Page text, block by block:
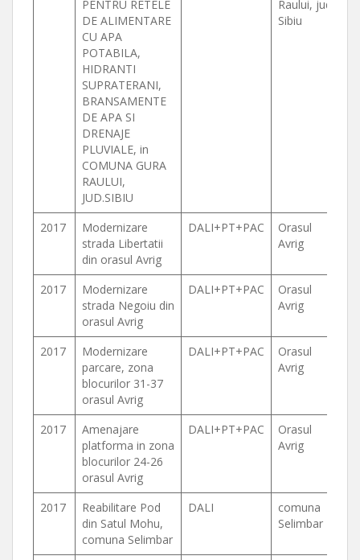
PENTRU RETELE
DE ALIMENTARE
CU APA
POTABILA,
HIDRANTI
SUPRATERANI,
BRANSAMENTE
DE APA SI
DRENAJE
PLUVIALE, in
COMUNA GURA
RAULUI,
JUD.SIBIU
Raului, jud.
Sibiu
2017
Modernizare
strada Libertatii
din orasul Avrig
DALI+PT+PAC
Orasul
Avrig
2017
Modernizare
strada Negoiu din
orasul Avrig
DALI+PT+PAC
Orasul
Avrig
2017
Modernizare
parcare, zona
blocurilor 31-37
orasul Avrig
DALI+PT+PAC
Orasul
Avrig
2017
Amenajare
platforma in zona
blocurilor 24-26
orasul Avrig
DALI+PT+PAC
Orasul
Avrig
2017
Reabilitare Pod
din Satul Mohu,
comuna Selimbar
DALI
comuna
Selimbar